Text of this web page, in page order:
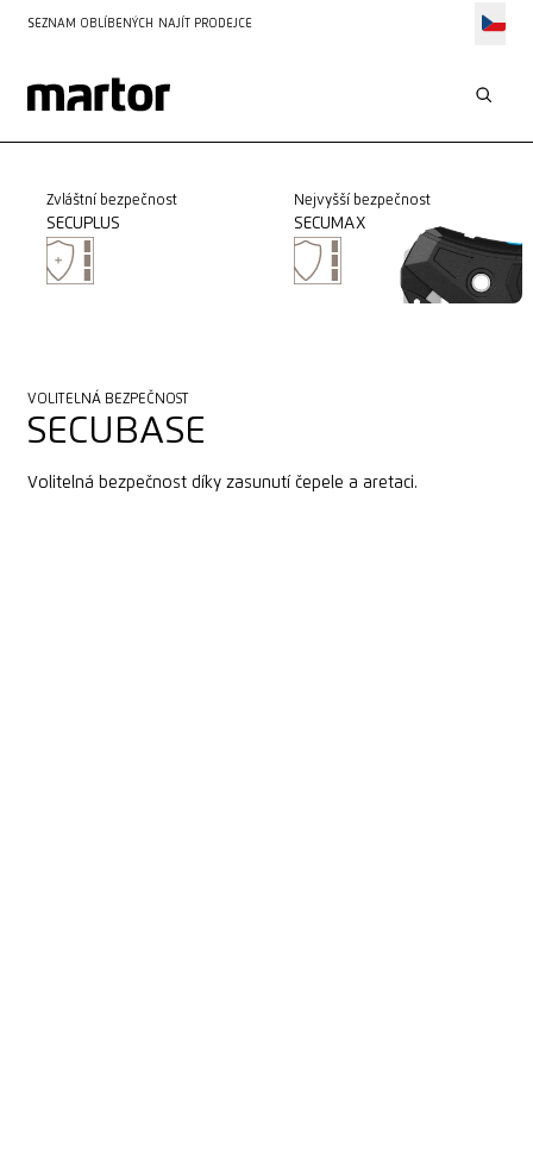
SEZNAM OBLÍBENÝCH NAJÍT PRODEJCE
Zvláštní bezpečnost
SECUPLUS
Nejvyšší bezpečnost
SECUMAX
VOLITELNÁ BEZPEČNOST
SECUBASE
Volitelná bezpečnost díky zasunutí čepele a aretaci.